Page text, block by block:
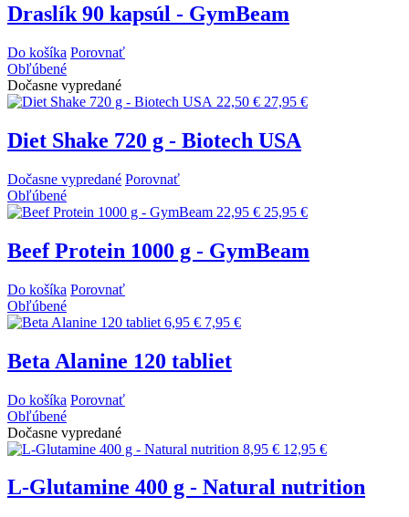
Draslík 90 kapsúl - GymBeam
Do košíka Porovnať
Obľúbené
Dočasne vypredané
22,50 € 27,95 €
Diet Shake 720 g - Biotech USA
Dočasne vypredané Porovnať
Obľúbené
22,95 € 25,95 €
Beef Protein 1000 g - GymBeam
Do košíka Porovnať
Obľúbené
6,95 € 7,95 €
Beta Alanine 120 tabliet
Do košíka Porovnať
Obľúbené
Dočasne vypredané
8,95 € 12,95 €
L-Glutamine 400 g - Natural nutrition